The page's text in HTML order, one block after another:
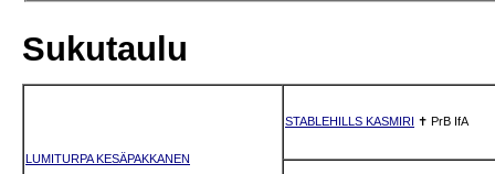
Sukutaulu
LUMITURPA KESÄPAKKANEN
STABLEHILLS KASMIRI ✝ PrB IfA